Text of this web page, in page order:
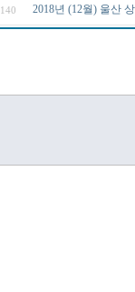
140 2018년 (12월) 울산